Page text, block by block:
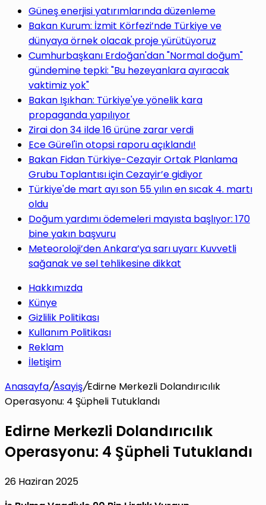
Güneş enerjisi yatırımlarında düzenleme
Bakan Kurum: İzmit Körfezi’nde Türkiye ve
dünyaya örnek olacak proje yürütüyoruz
Cumhurbaşkanı Erdoğan'dan "Normal doğum"
gündemine tepki: "Bu hezeyanlara ayıracak
vaktimiz yok"
Bakan Işıkhan: Türkiye'ye yönelik kara
propaganda yapılıyor
Zirai don 34 ilde 16 ürüne zarar verdi
Ece Gürel'in otopsi raporu açıklandı!
Bakan Fidan Türkiye-Cezayir Ortak Planlama
Grubu Toplantısı için Cezayir’e gidiyor
Türkiye'de mart ayı son 55 yılın en sıcak 4. martı
oldu
Doğum yardımı ödemeleri mayısta başlıyor: 170
bine yakın başvuru
Meteoroloji’den Ankara’ya sarı uyarı: Kuvvetli
sağanak ve sel tehlikesine dikkat
Hakkımızda
Künye
Gizlilik Politikası
Kullanım Politikası
Reklam
İletişim
Anasayfa/Asayiş/Edirne Merkezli Dolandırıcılık
Operasyonu: 4 Şüpheli Tutuklandı
Edirne Merkezli Dolandırıcılık
Operasyonu: 4 Şüpheli Tutuklandı
26 Haziran 2025